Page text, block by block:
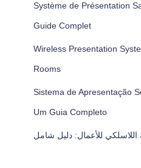
Système de Présentation
Guide Complet
Wireless Presentation
Rooms
Sistema de Apresentação
Um Guia Completo
اللاسلكي للأعمال: دليل شامل